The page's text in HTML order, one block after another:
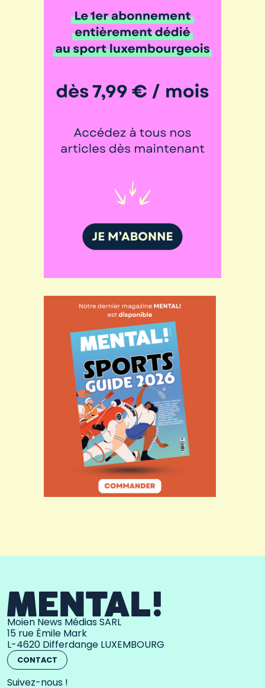
Moien News Médias SARL
15 rue Émile Mark
L-4620 Differdange LUXEMBOURG
CONTACT
Suivez-nous !